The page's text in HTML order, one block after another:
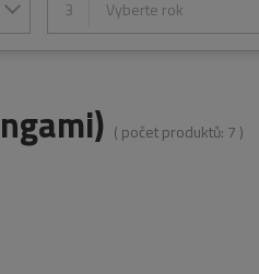
3 Vyberte rok
( počet produktů: 7 )